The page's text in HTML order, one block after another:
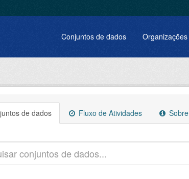
Conjuntos de dados Organizações
de dados Fluxo de Atividades Sobre